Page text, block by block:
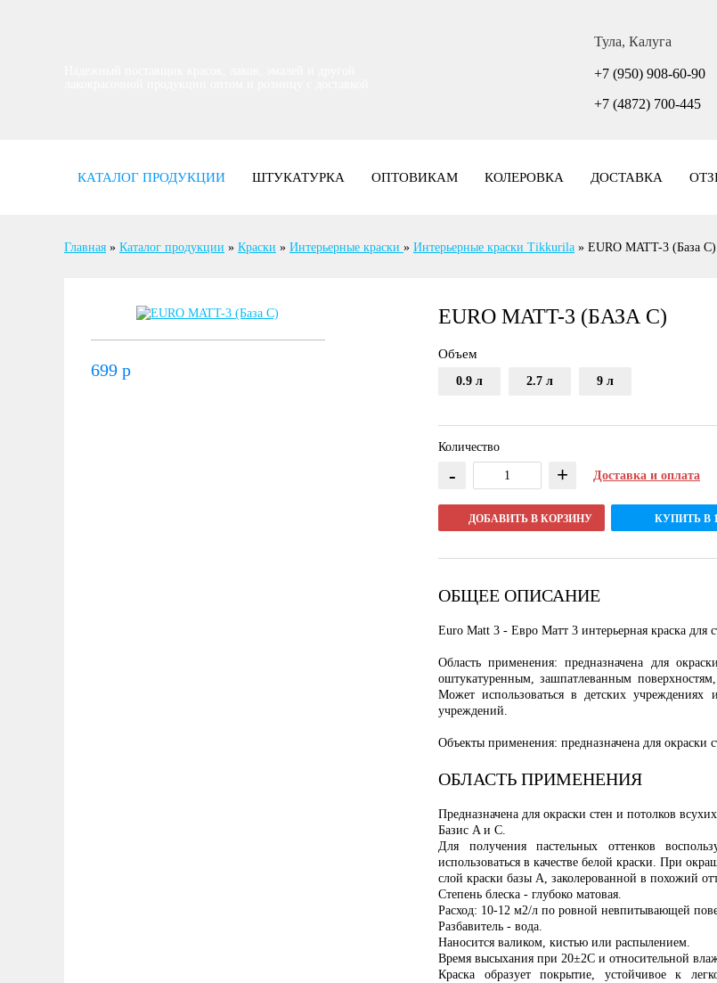
Тула, Калуга
+7 (950) 908-60-90
+7 (4872) 700-445
КАТАЛОГ ПРОДУКЦИИ ШТУКАТУРКА ОПТОВИКАМ КОЛЕРОВКА ДОСТАВКА
Главная » Каталог продукции » Краски » Интерьерные краски » Интерьерные краски Tikkurila » EURO MATT-3 (База C)
699 р
EURO MATT-3 (БАЗА C)
Объем
0.9 л 2.7 л 9 л
Количество
- + Доставка и оплата
ДОБАВИТЬ В КОРЗИНУ КУПИТЬ В
ОБЩЕЕ ОПИСАНИЕ
Euro Matt 3 - Евро Матт 3 интерьерная краска для
Область применения: предназначена для
оштукатуренным, зашпатлеванным
Может использоваться в детских учреждениях
учреждений.
Объекты применения: предназначена для окраски
ОБЛАСТЬ ПРИМЕНЕНИЯ
Предназначена для окраски стен и потолков
Базис A и С.
Для получения пастельных оттенков
использоваться в качестве белой краски. При
слой краски базы А, заколерованной в похожий
Степень блеска - глубоко матовая.
Расход: 10-12 м2/л по ровной невпитывающей
Разбавитель - вода.
Наносится валиком, кистью или распылением.
Время высыхания при 20±2C и относительной
Краска образует покрытие, устойчивое к